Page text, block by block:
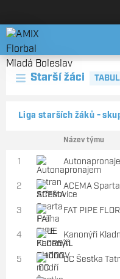
AMIX Florbal Mladá
Starší žáci
Liga starších žáků -
Název týmu
1
2 ACEMA
3 FAT PIPE
4 Kanonýři
5 OC Šestka